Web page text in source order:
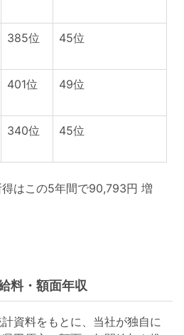
385位 45位
401位 49位
340位 45位
はこの5年間で90,793円 増
料・額面年収
資料をもとに、当社が独自に